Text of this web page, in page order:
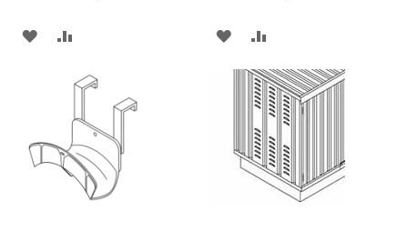
ZUR
HINZUFÜGEN
HINZUFÜGEN
ZUR
WUNSCHLISTE
HINZUFÜGEN
VERGLEICHSLISTE
HINZUFÜGEN